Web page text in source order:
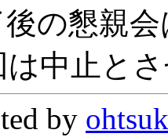
の懇親
は中止と
by